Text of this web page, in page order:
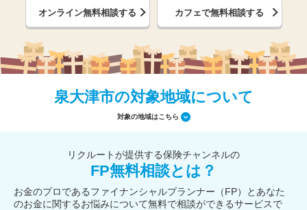
オンライン無料相談する カフェで無料相談する
泉大津市の対象地域について
対象の地域はこちら
リクルートが提供する保険チャンネルの
FP無料相談とは？
お金のプロであるファイナンシャルプランナー（FP）とあなた
のお金に関するお悩みについて無料で相談ができるサービスで